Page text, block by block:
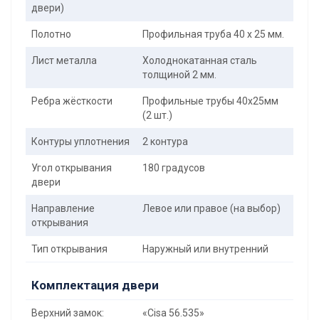
двери)
Полотно Профильная труба 40 х 25 мм.
Лист металла
Холоднокатанная сталь
толщиной 2 мм.
Ребра жёсткости
Профильные трубы 40х25мм
(2 шт.)
Контуры уплотнения 2 контура
Угол открывания
двери
180 градусов
Направление
открывания
Левое или правое (на выбор)
Тип открывания Наружный или внутренний
Комплектация двери
Верхний замок: «Cisa 56.535»